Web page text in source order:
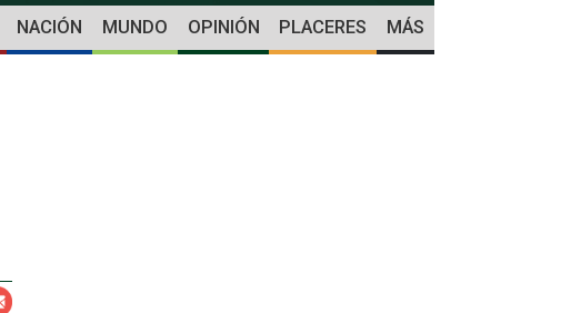
NACIÓN MUNDO OPINIÓN PLACERES MÁS